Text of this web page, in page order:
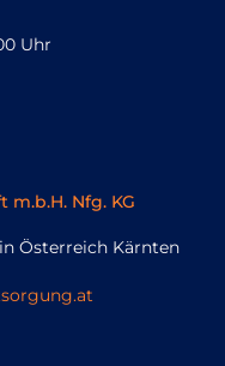
Uhr
Nfg. KG
Österreich Kärnten